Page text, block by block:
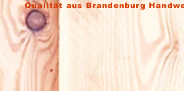
Qualität aus Brandenburg